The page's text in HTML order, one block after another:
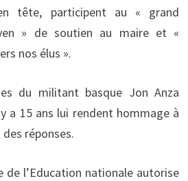
tête, participent au « grand
» de soutien au maire et «
nos élus ».
du militant basque Jon Anza
a 15 ans lui rendent hommage à
réponses.
de l’Education nationale autorise